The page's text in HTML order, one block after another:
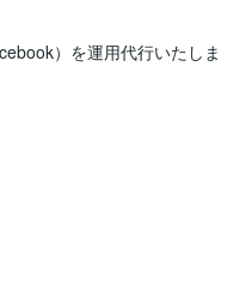
）を運用代行いたしま